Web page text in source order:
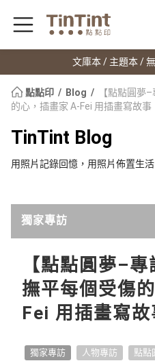
文庫本 / 主題本 /
點點印 Blog
【點點圓夢
的心，插畫家 A-Fei 用插畫寫故事
TinTint Blog
用照片記錄回憶，用照片佈置生活
獨家專訪
最新
點點印新聞
點點手作小教室
點點開箱
【點點圓夢–
撫平每個受傷
Fei 用插畫寫故
獨家專訪 人物專訪 點點